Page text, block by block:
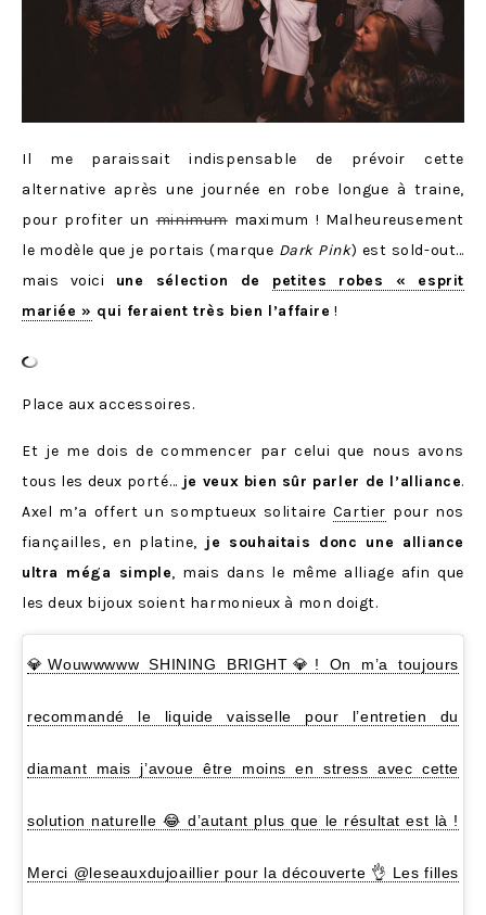
Il me paraissait indispensable de prévoir cette
alternative après une journée en robe longue à traine,
pour profiter unminimummaximum ! Malheureusement
le modèle que je portais (marque Dark Pink) est sold-out…
mais voici une sélection de petites robes « esprit
mariée » qui feraient très bien l’affaire !
Place aux accessoires.
Et je me dois de commencer par celui que nous avons
tous les deux porté… je veux bien sûr parler de l’alliance.
Axel m’a offert un somptueux solitaire Cartier pour nos
fiançailles, en platine, je souhaitais donc une alliance
ultra méga simple, mais dans le même alliage afin que
les deux bijoux soient harmonieux à mon doigt.
💎Wouwwwww SHINING BRIGHT💎! On m’a toujours
recommandé le liquide vaisselle pour l’entretien du
diamant mais j’avoue être moins en stress avec cette
solution naturelle 😂 d’autant plus que le résultat est là !
Merci @leseauxdujoaillier pour la découverte 👌 Les filles